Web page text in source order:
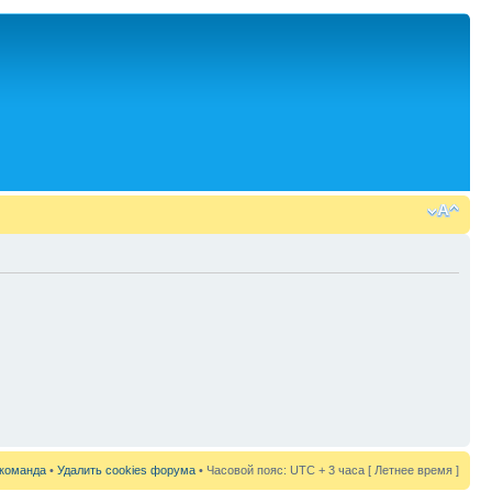
• Удалить cookies форума • Часовой пояс: UTC + 3 часа [ Летнее время ]